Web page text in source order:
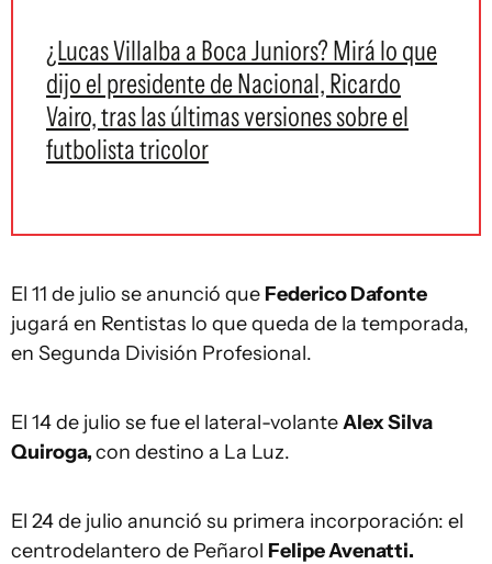
¿Lucas Villalba a Boca Juniors? Mirá lo que
dijo el presidente de Nacional, Ricardo
Vairo, tras las últimas versiones sobre el
futbolista tricolor
El 11 de julio se anunció que Federico Dafonte
jugará en Rentistas lo que queda de la temporada,
en Segunda División Profesional.
El 14 de julio se fue el lateral-volanteAlex Silva
Quiroga,con destino a La Luz.
El 24 de julio anunció su primera incorporación: el
centrodelantero de Peñarol Felipe Avenatti.